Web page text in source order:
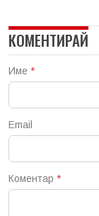
КОМЕНТИРАЙ
Име *
Email
Коментар *